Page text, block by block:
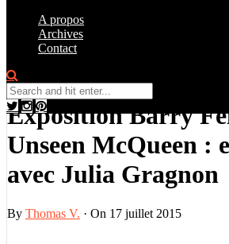
A propos
Archives
Contact
Art
Exposition Barry
Unseen McQueen :
avec Julia Gragnon
By Thomas V. · On 17 juillet 2015